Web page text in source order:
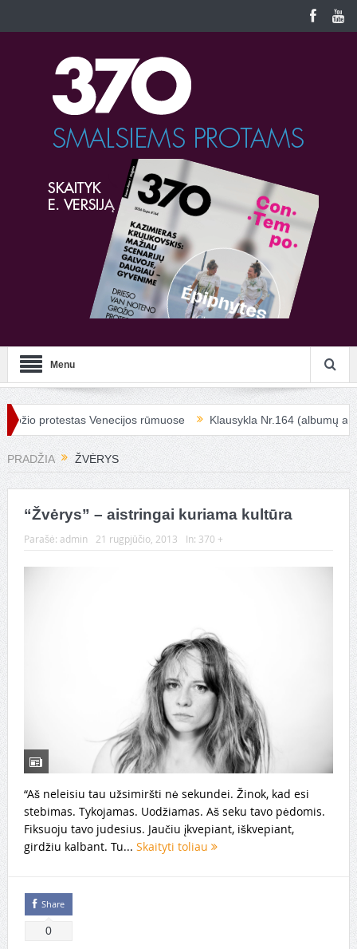
Menu
protestas Venecijos rūmuose Klausykla Nr.164 (albumų
PRADŽIA ŽVĖRYS
“Žvėrys” – aistringai kuriama kultūra
Parašė: admin 21 rugpjūčio, 2013 In: 370 +
“Aš neleisiu tau užsimiršti nė sekundei. Žinok, kad esi
stebimas. Tykojamas. Uodžiamas. Aš seku tavo pėdomis.
Fiksuoju tavo judesius. Jaučiu įkvepiant, iškvepiant,
girdžiu kalbant. Tu... Skaityti toliau
Share
0